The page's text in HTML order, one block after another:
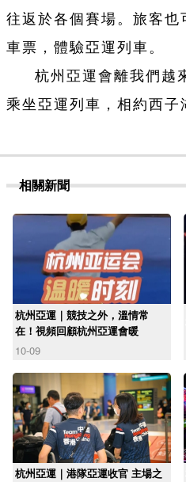
往返於各個賽場。旅客也
車票，體驗亞運列車。
杭州亞運會離我們越
乘坐亞運列車，相約西子
相關新聞
杭州亞運｜競技之外，溫情常
在！視頻回顧杭州亞運會暖
10-09
杭州亞運｜港隊亞運收官 主場之